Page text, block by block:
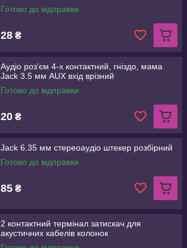
Готово до відправки
28 ₴
Аудіо роз'єм 4-х контактний, гніздо, мама
Jack 3.5 мм AUX вхід врізний
Готово до відправки
20 ₴
Jack 6.35 мм стереоаудіо штекер розбірний
Готово до відправки
85 ₴
2 контактний термінал затискач для
акустичних кабелів колонок